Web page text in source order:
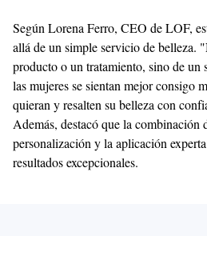
Según Lorena Ferro, CEO de LOF,
allá de un simple servicio de belleza.
producto o un tratamiento, sino de un
las mujeres se sientan mejor consigo
quieran y resalten su belleza con
Además, destacó que la combinación
personalización y la aplicación
resultados excepcionales.